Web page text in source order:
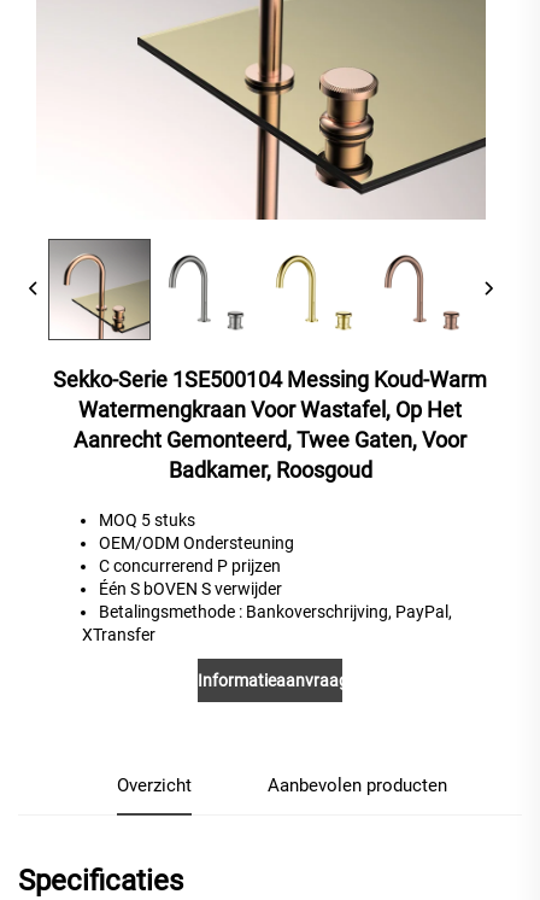
Sekko-Serie 1SE500104 Messing Koud-Warm
Watermengkraan Voor Wastafel, Op Het
Aanrecht Gemonteerd, Twee Gaten, Voor
Badkamer, Roosgoud
MOQ 5 stuks
OEM/ODM Ondersteuning
Cconcurrerend P prijzen
Één S bOVEN Sverwijder
Betalingsmethode : Bankoverschrijving, PayPal,
XTransfer
Informatieaanvraag
Overzicht Aanbevolen producten
Specificaties